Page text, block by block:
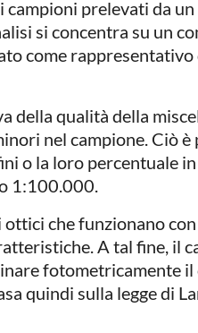
prelevati da
si concentra su un
come
della qualità della
nel campione. Ciò
o la loro percentuale in
1:100.000.
che funzionano
A tal fine, il
fotometricamente
quindi sulla legge di